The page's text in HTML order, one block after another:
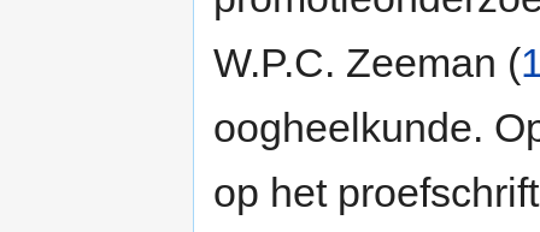
W.P.C. Zeeman (
oogheelkunde.
op het